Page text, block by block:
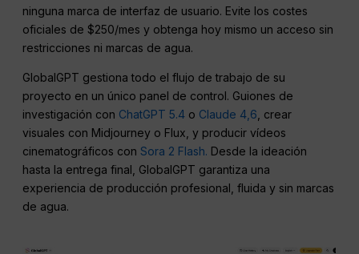
ninguna marca de interfaz de usuario. Evite los costes
oficiales de $250/mes y obtenga hoy mismo un acceso sin
restricciones ni marcas de agua.
GlobalGPT gestiona todo el flujo de trabajo de su
proyecto en un único panel de control. Guiones de
investigación con ChatGPT 5.4 o Claude 4,6 , crear
visuales con Midjourney o Flux, y producir vídeos
cinematográficos conSora 2 Flash. Desde la ideación
hasta la entrega final, GlobalGPT garantiza una
experiencia de producción profesional, fluida y sin marcas
de agua.